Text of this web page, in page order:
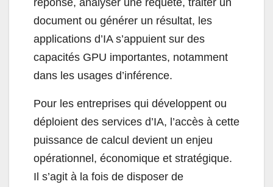
réponse, analyser une requête, traiter un
document ou générer un résultat, les
applications d’IA s’appuient sur des
capacités GPU importantes, notamment
dans les usages d’inférence.
Pour les entreprises qui développent ou
déploient des services d’IA, l’accès à cette
puissance de calcul devient un enjeu
opérationnel, économique et stratégique.
Il s’agit à la fois de disposer de